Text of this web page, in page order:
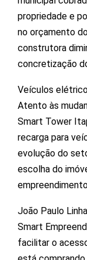
propriedade e
no orçamento
construtora
concretização
Veículos
Atento às
Smart Tower
recarga para
evolução do
escolha do
João Paulo
Smart
facilitar o